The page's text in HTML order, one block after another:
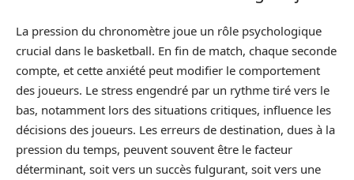
La pression du chronomètre joue un rôle psychologique
crucial dans le basketball. En fin de match, chaque seconde
compte, et cette anxiété peut modifier le comportement
des joueurs. Le stress engendré par un rythme tiré vers le
bas, notamment lors des situations critiques, influence les
décisions des joueurs. Les erreurs de destination, dues à la
pression du temps, peuvent souvent être le facteur
déterminant, soit vers un succès fulgurant, soit vers une